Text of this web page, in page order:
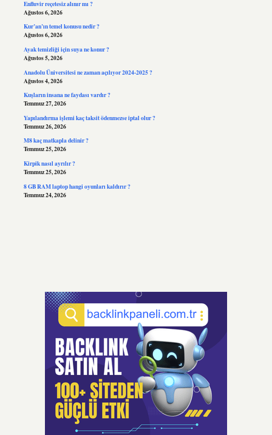
Enfluvir reçetesiz alınır mı ?
Ağustos 6, 2026
Kur’an’ın temel konusu nedir ?
Ağustos 6, 2026
Ayak temizliği için suya ne konur ?
Ağustos 5, 2026
Anadolu Üniversitesi ne zaman açılıyor 2024-2025 ?
Ağustos 4, 2026
Kuşların insana ne faydası vardır ?
Temmuz 27, 2026
Yapılandırma işlemi kaç taksit ödenmezse iptal olur ?
Temmuz 26, 2026
M8 kaç matkapla delinir ?
Temmuz 25, 2026
Kirpik nasıl ayrılır ?
Temmuz 25, 2026
8 GB RAM laptop hangi oyunları kaldırır ?
Temmuz 24, 2026